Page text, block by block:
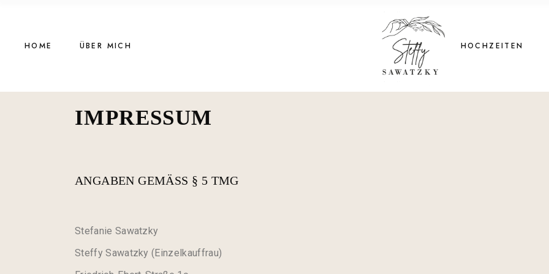
HOME ÜBER MICH HOCHZEITEN
IMPRESSUM
ANGABEN GEMÄSS § 5 TMG
Stefanie Sawatzky
Steffy Sawatzky (Einzelkauffrau)